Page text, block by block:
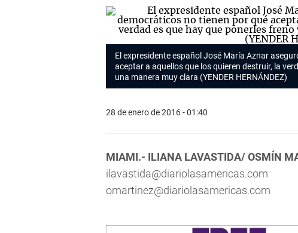
El expresidente español José María Aznar
aceptar a aquellos que los quieren destruir, la
una manera muy clara (YENDER HERNÁNDEZ)
28 de enero de 2016 - 01:40
MIAMI.- ILIANA LAVASTIDA/ OSMÍN
ilavastida@diariolasamericas.com
omartinez@diariolasamericas.com